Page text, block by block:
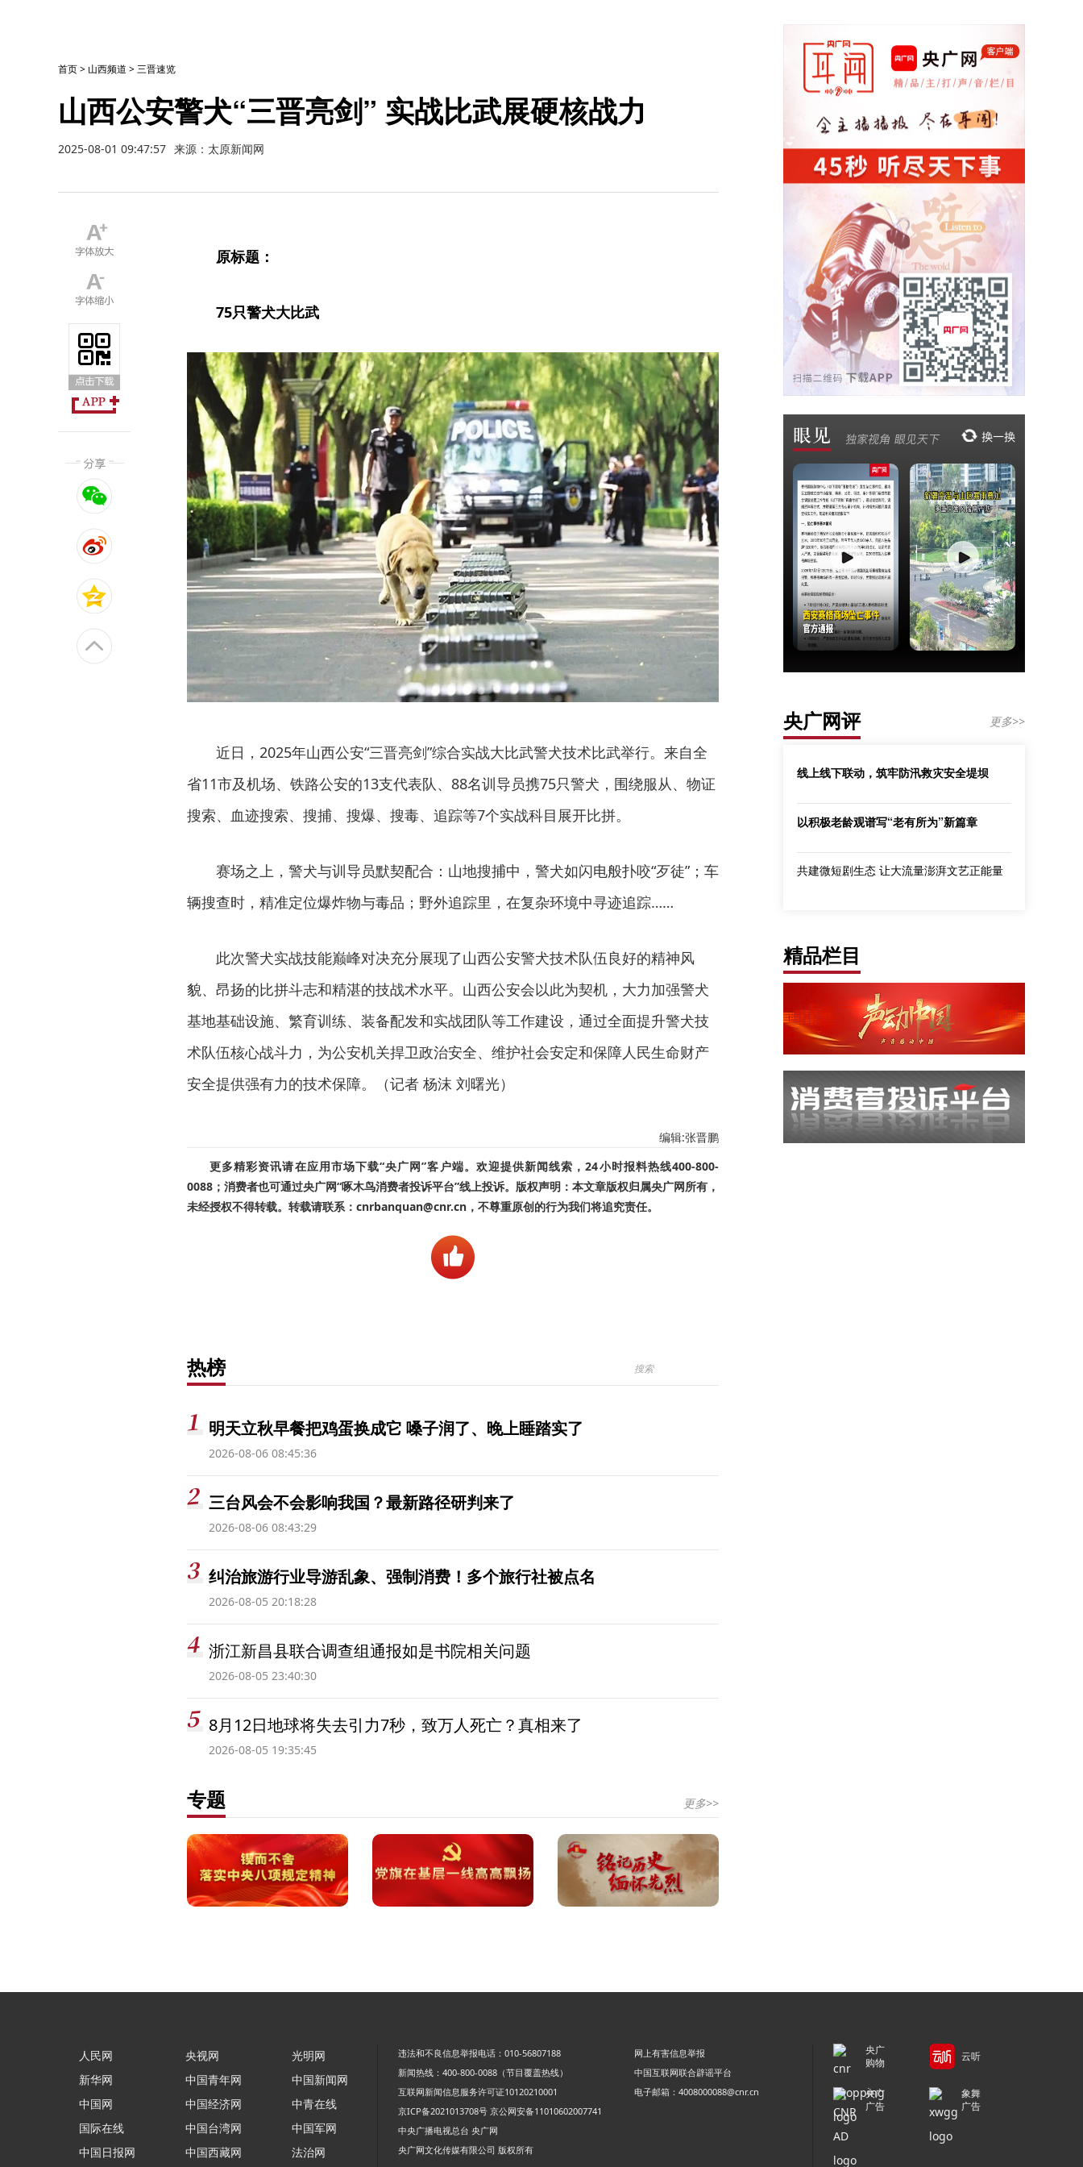
首页> 山西频道 >三晋速览
山西公安警犬“三晋亮剑” 实战比武展硬核战力
2025-08-01 09:47:57 来源：太原新闻网
原标题：
75只警犬大比武
近日，2025年山西公安“三晋亮剑”综合实战大比武警犬技术比武举行。来自全
省11市及机场、铁路公安的13支代表队、88名训导员携75只警犬，围绕服从、物证
搜索、血迹搜索、搜捕、搜爆、搜毒、追踪等7个实战科目展开比拼。
赛场之上，警犬与训导员默契配合：山地搜捕中，警犬如闪电般扑咬“歹徒”；车
辆搜查时，精准定位爆炸物与毒品；野外追踪里，在复杂环境中寻迹追踪……
此次警犬实战技能巅峰对决充分展现了山西公安警犬技术队伍良好的精神风
貌、昂扬的比拼斗志和精湛的技战术水平。山西公安会以此为契机，大力加强警犬
基地基础设施、繁育训练、装备配发和实战团队等工作建设，通过全面提升警犬技
术队伍核心战斗力，为公安机关捍卫政治安全、维护社会安定和保障人民生命财产
安全提供强有力的技术保障。（记者 杨沫 刘曙光）
编辑:张晋鹏
更多精彩资讯请在应用市场下载“央广网”客户端。欢迎提供新闻线索，24小时报料热线400-800-
0088；消费者也可通过央广网“啄木鸟消费者投诉平台”线上投诉。版权声明：本文章版权归属央广网所有，
未经授权不得转载。转载请联系：cnrbanquan@cnr.cn，不尊重原创的行为我们将追究责任。
热榜
明天立秋早餐把鸡蛋换成它 嗓子润了、晚上睡踏实了
2026-08-06 08:45:36
三台风会不会影响我国？最新路径研判来了
2026-08-06 08:43:29
纠治旅游行业导游乱象、强制消费！多个旅行社被点名
2026-08-05 20:18:28
浙江新昌县联合调查组通报如是书院相关问题
2026-08-05 23:40:30
8月12日地球将失去引力7秒，致万人死亡？真相来了
2026-08-05 19:35:45
专题 更多>>
央广网评 更多>>
线上线下联动，筑牢防汛救灾安全堤坝
以积极老龄观谱写“老有所为”新篇章
共建微短剧生态 让大流量澎湃文艺正能量
精品栏目
人民网
新华网
中国网
国际在线
中国日报网
央视网
中国青年网
中国经济网
中国台湾网
中国西藏网
光明网
中国新闻网
中青在线
中国军网
法治网
违法和不良信息举报电话：010-56807188
网上有害信息举报
新闻热线：400-800-0088（节目覆盖热线）
中国互联网联合辟谣平台
互联网新闻信息服务许可证10120210001
电子邮箱：4008000088@cnr.cn
京ICP备2021013708号 京公网安备11010602007741
中央广播电视总台 央广网
央广网文化传媒有限公司 版权所有
央广
购物
云听
央广
广告
象舞
广告